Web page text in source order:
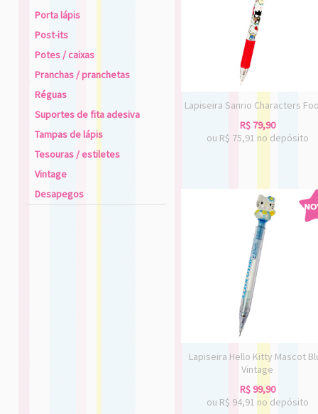
Porta lápis
Post-its
Potes / caixas
Pranchas / pranchetas
Réguas
Suportes de fita adesiva
Tampas de lápis
Tesouras / estiletes
Vintage
Desapegos
Lapiseira Sanrio Characters
R$ 79,90
ou R$ 75,91 no depósito
Lapiseira Hello Kitty Mascot
Vintage
R$ 99,90
ou R$ 94,91 no depósito